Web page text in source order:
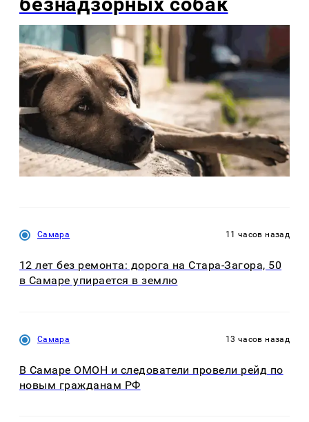
Самара 11 часов назад
12 лет без ремонта: дорога на Стара-Загора, 50
в Самаре упирается в землю
Самара 13 часов назад
В Самаре ОМОН и следователи провели рейд по
новым гражданам РФ